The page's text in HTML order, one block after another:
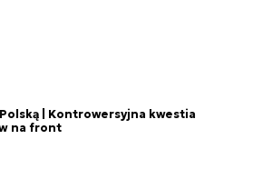
| Kontrowersyjna kwestia
na front